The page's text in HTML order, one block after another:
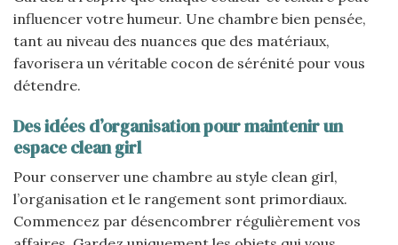
influencer votre humeur. Une chambre bien pensée,
tant au niveau des nuances que des matériaux,
favorisera un véritable cocon de sérénité pour vous
détendre.
Des idées d’organisation pour maintenir un
espace clean girl
Pour conserver une chambre au style clean girl,
l’organisation et le rangement sont primordiaux.
Commencez par désencombrer régulièrement vos